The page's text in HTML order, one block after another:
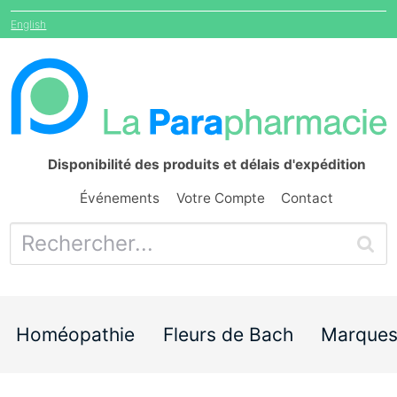
English
Disponibilité des produits et délais d'expédition
Événements Votre Compte Contact
Homéopathie Fleurs de Bach Marques